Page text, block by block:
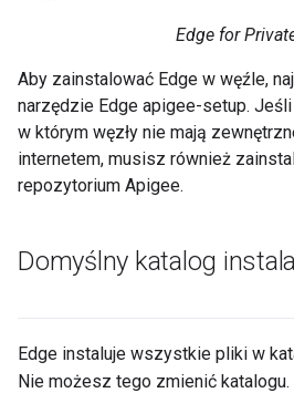
Edge for
Aby zainstalować Edge w węźle,
narzędzie Edge apigee-setup.
w którym węzły nie mają
internetem, musisz również
repozytorium Apigee.
Domyślny katalog
Edge instaluje wszystkie pliki w
Nie możesz tego zmienić